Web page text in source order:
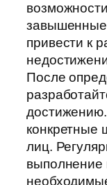
завышенные
привести к
После
конкретные
лиц.
выполнение